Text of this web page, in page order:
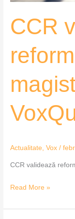
CCR
Actualitate ,Vox /
CCR validează
Read More »